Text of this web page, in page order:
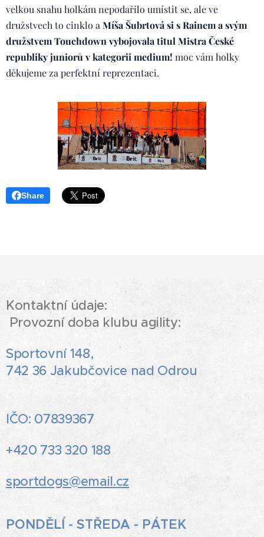
velkou snahu holkám nepodařilo umístit se, ale ve
družstvech to cinklo a Míša Šubrtová si s Rainem a svým
družstvem Touchdown vybojovala titul Mistra České
republiky juniorů v kategorii medium! moc vám holky
děkujeme za perfektní reprezentaci.
Share
Kontaktní údaje:
Provozní doba klubu agility:
Sportovní 148,
742 36 Jakubčovice nad Odrou
IČO: 07839367
+420 733 320 188
sportdogs@email.cz
PONDĚLÍ - STŘEDA - PÁTEK